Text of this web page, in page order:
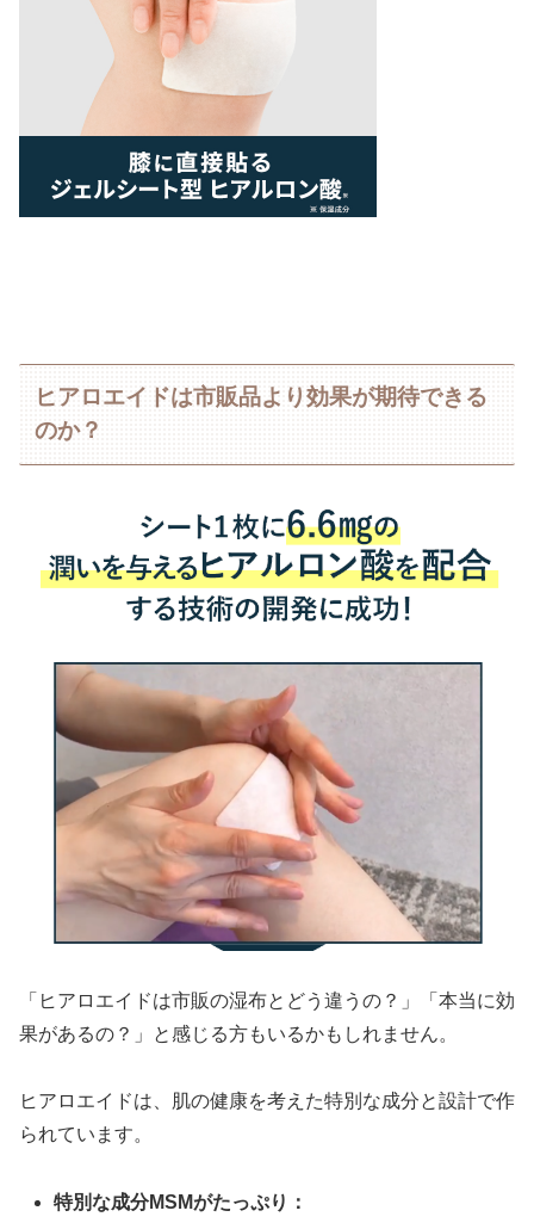
ヒアロエイドは市販品より効果が期待できる
のか？
「ヒアロエイドは市販の湿布とどう違うの？」「本当に効
果があるの？」と感じる方もいるかもしれません。
ヒアロエイドは、肌の健康を考えた特別な成分と設計で作
られています。
特別な成分MSMがたっぷり：